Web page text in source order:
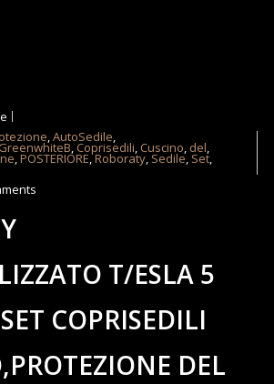
,AutoSedile
Coprisedili Cuscino del
,POSTERIORE,Roboraty Sedile Set
T/ESLA 5
COPRISEDILI
DEL